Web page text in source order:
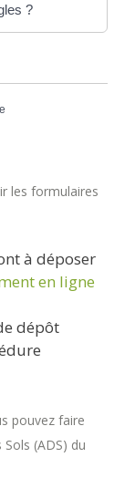
?
les formulaires
à déposer
en ligne
dépôt
pouvez faire
(ADS) du